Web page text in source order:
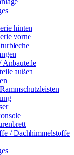
hinten
vorne
Anbauteile
außen
/ Dachhimmelstoffe